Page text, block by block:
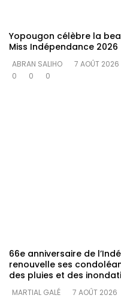
Yopougon célèbre la
Miss Indépendance 2026
ABRAN SALIHO
7 AOÛT 2026
0
0 0
66e anniversaire de
renouvelle ses
des pluies et des
MARTIAL GALÉ
7 AOÛT 2026